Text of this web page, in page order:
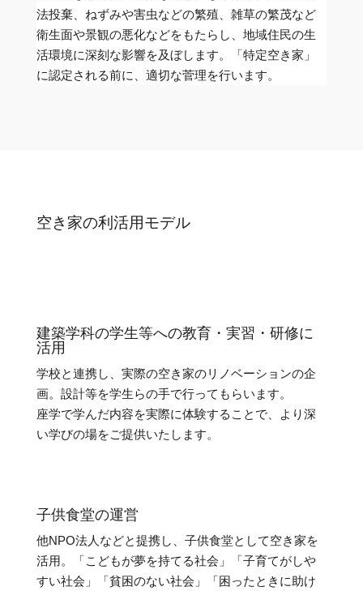
法投棄、ねずみや害虫などの繁殖、雑草の繁茂など
衛生面や景観の悪化などをもたらし、地域住民の生
活環境に深刻な影響を及ぼします。「特定空き家」
に認定される前に、適切な菅理を行います。
空き家の利活用モデル
建築学科の学生等への教育・実習・研修に
活用
学校と連携し、実際の空き家のリノベーションの企
画。設計等を学生らの手で行ってもらいます。
座学で学んだ内容を実際に体験することで、より深
い学びの場をご提供いたします。
子供食堂の運営
他NPO法人などと提携し、子供食堂として空き家を
活用。「こどもが夢を持てる社会」「子育てがしや
すい社会」「貧困のない社会」「困ったときに助け